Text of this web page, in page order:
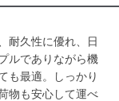
耐久性に優れ、日
ルでありながら機
も最適。しっかり
物も安心して運べ